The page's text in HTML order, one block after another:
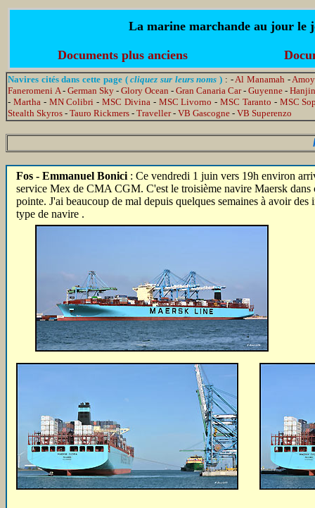
La marine marchande au jour le
Documents plus anciens
Navires cités dans cette page (cliquez sur leurs noms) : -Al Manamah -
Faneromeni A- German Sky - Glory Ocean - Gran Canaria Car- Guyenne -
- Martha- MN Colibri -MSC Divina- MSC Livorno -MSC Taranto - MSC
Stealth Skyros - Tauro Rickmers - Traveller- VB Gascogne - VB Superenzo
Fos - Emmanuel Bonici : Ce vendredi 1 juin vers 19h environ
service Mex de CMA CGM. C'est le troisième navire Maersk
pointe. J'ai beaucoup de mal depuis quelques semaines à avoir
type de navire .